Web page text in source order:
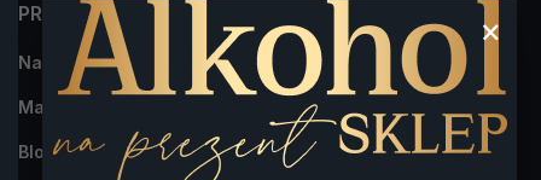
×
PRODUKTY
Najczęściej kupowane
Marki
Blog